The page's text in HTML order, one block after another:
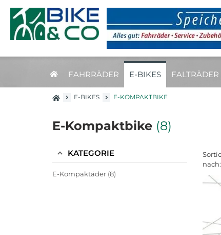
FAHRRÄDER E-BIKES FALTRÄDER
E-BIKES E-KOMPAKTBIKE
E-Kompaktbike (8)
KATEGORIE
E-Kompaktäder (8)
nach: